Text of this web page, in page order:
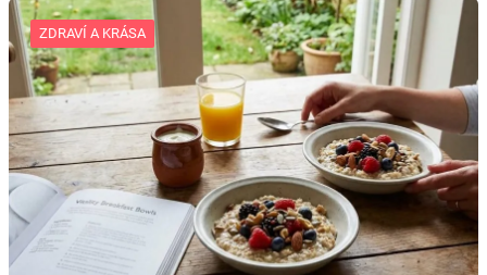
ZDRAVÍ A KRÁSA